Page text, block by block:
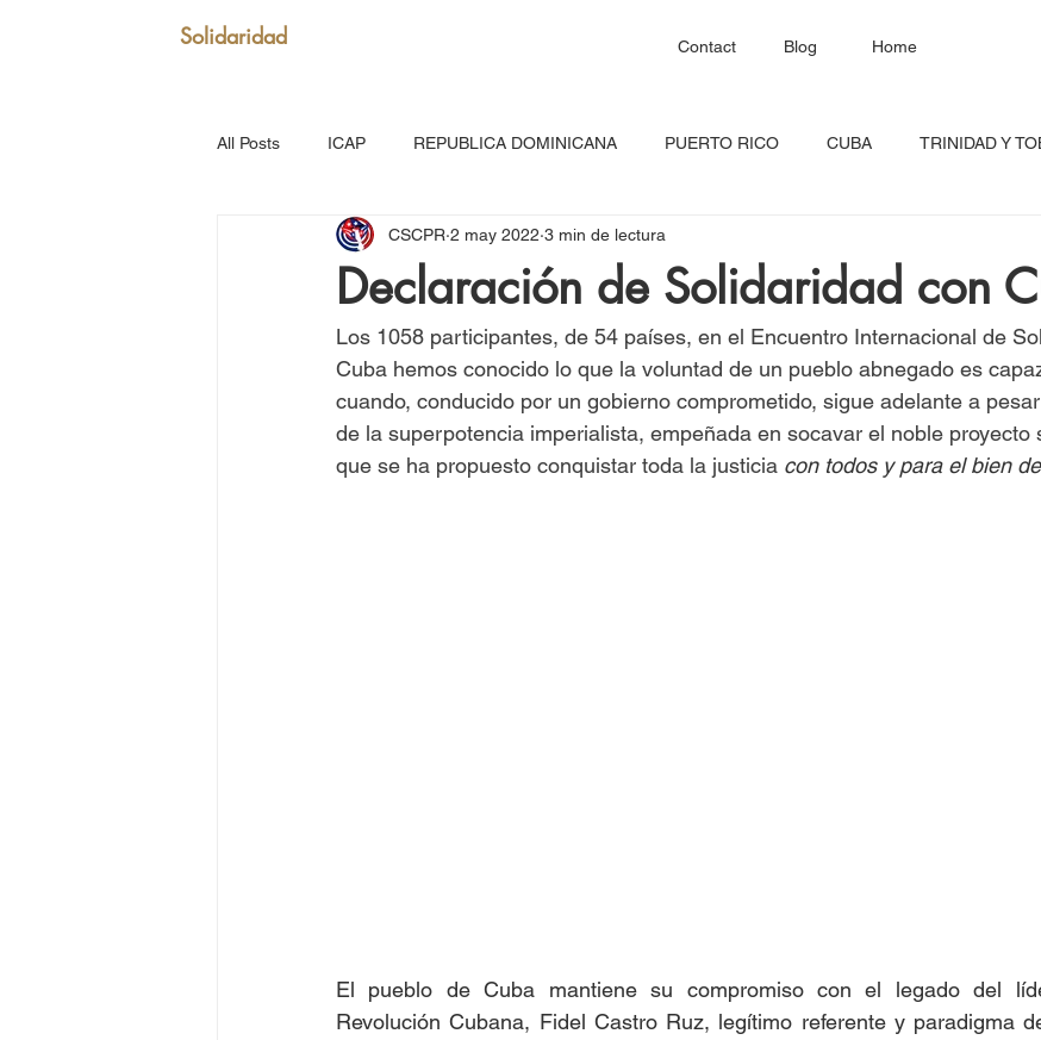
Solidaridad Home
Blog
Contact
All Posts ICAP REPUBLICA DOMINICANA PUERTO RICO CUBA TRINIDAD Y
SAN VICENTE Y GRANADINAS HAITÍ SANTA LUCÍA
MARTINICA VENEZUELA RED CONTINENTAL MEXICO CARICOM Costa
Puerto Rico: Somos Caribe Brigadas FESTIVAL DEL CARIBE GUADALUPE
Declaración de Solidaridad con
CSCPR 2 may 2022 3 min de lectura
Los 1058 participantes, de 54 países, en el Encuentro Internacional de
Cuba hemos conocido lo que la voluntad de un pueblo abnegado es
cuando, conducido por un gobierno comprometido, sigue adelante a
de la superpotencia imperialista, empeñada en socavar el noble proyecto
que se ha propuesto conquistar toda la justicia con todos y para el bien
El pueblo de Cuba mantiene su compromiso con el legado del
Revolución Cubana, Fidel Castro Ruz, legítimo referente y paradigma